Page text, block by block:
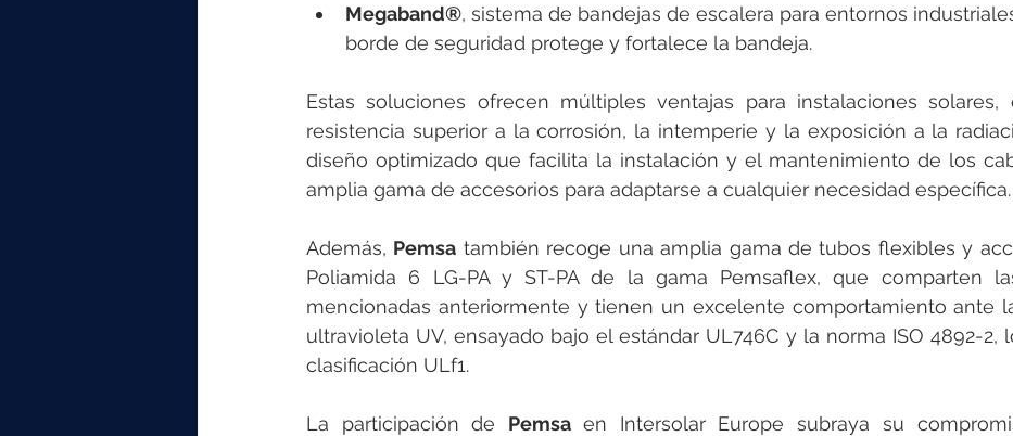
Megaband®, sistema de bandejas de escalera para entornos
borde de seguridad protege y fortalece la bandeja.
Estas soluciones ofrecen múltiples ventajas para instalaciones solares,
resistencia superior a la corrosión, la intemperie y la exposición a la
diseño optimizado que facilita la instalación y el mantenimiento de los
amplia gama de accesorios para adaptarse a cualquier necesidad específica.
Además, Pemsa también recoge una amplia gama de tubos flexibles y
Poliamida 6 LG-PA y ST-PA de la gama Pemsaflex, que comparten
mencionadas anteriormente y tienen un excelente comportamiento ante
ultravioleta UV, ensayado bajo el estándar UL746C y la norma ISO 4892-2,
clasificación ULf1.
La participación de Pemsa en Intersolar Europe subraya su